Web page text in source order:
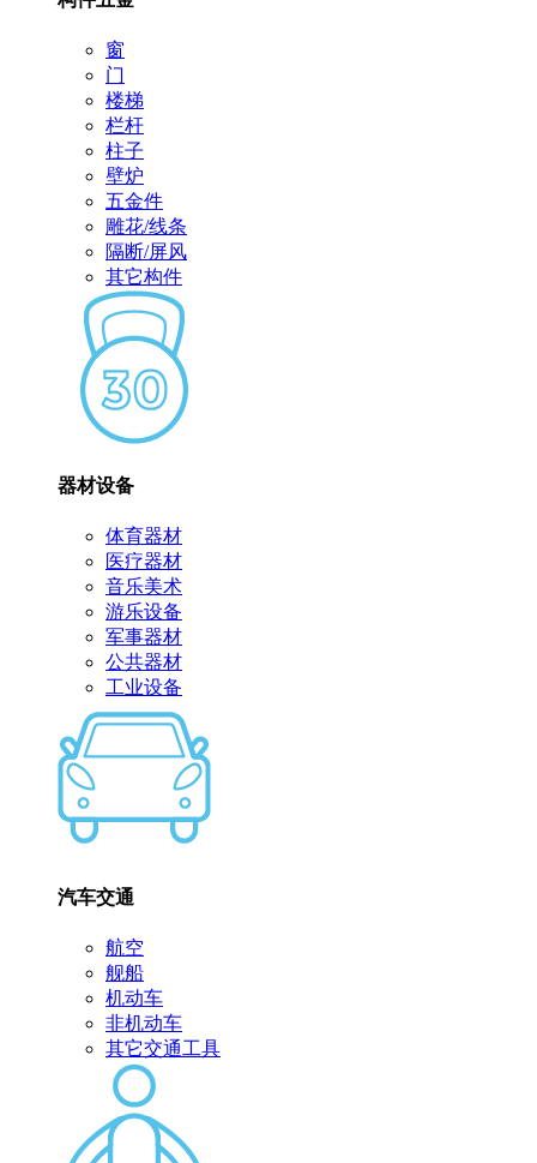
窗
门
楼梯
栏杆
柱子
壁炉
五金件
雕花/线条
隔断/屏风
其它构件
器材设备
体育器材
医疗器材
音乐美术
游乐设备
军事器材
公共器材
工业设备
汽车交通
航空
舰船
机动车
非机动车
其它交通工具